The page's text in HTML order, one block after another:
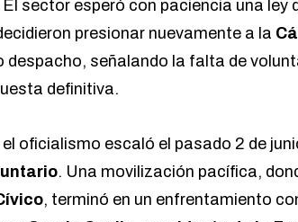
sector esperó con paciencia una ley
presionar nuevamente a la
despacho, señalando la falta de
definitiva.
oficialismo escaló el pasado 2 de
. Una movilización pacífica,
, terminó en un enfrentamiento